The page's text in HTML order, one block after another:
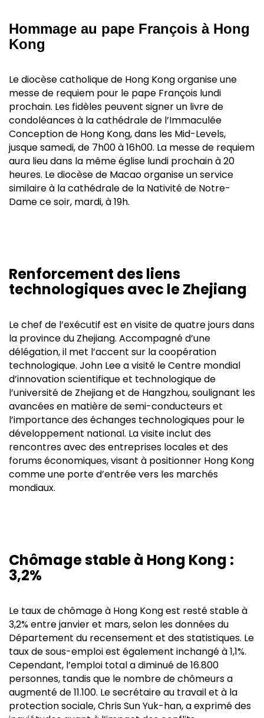
Hommage au pape François à Hong
Kong
Le diocèse catholique de Hong Kong organise une
messe de requiem pour le pape François lundi
prochain. Les fidèles peuvent signer un livre de
condoléances à la cathédrale de l’Immaculée
Conception de Hong Kong, dans les Mid-Levels,
jusque samedi, de 7h00 à 16h00. La messe de requiem
aura lieu dans la même église lundi prochain à 20
heures. Le diocèse de Macao organise un service
similaire à la cathédrale de la Nativité de Notre-
Dame ce soir, mardi, à 19h.
Renforcement des liens
technologiques avec le Zhejiang
Le chef de l’exécutif est en visite de quatre jours dans
la province du Zhejiang. Accompagné d’une
délégation, il met l’accent sur la coopération
technologique. John Lee a visité le Centre mondial
d’innovation scientifique et technologique de
l’université de Zhejiang et de Hangzhou, soulignant les
avancées en matière de semi-conducteurs et
l’importance des échanges technologiques pour le
développement national. La visite inclut des
rencontres avec des entreprises locales et des
forums économiques, visant à positionner Hong Kong
comme une porte d’entrée vers les marchés
mondiaux.
Chômage stable à Hong Kong :
3,2%
Le taux de chômage à Hong Kong est resté stable à
3,2% entre janvier et mars, selon les données du
Département du recensement et des statistiques. Le
taux de sous-emploi est également inchangé à 1,1%.
Cependant, l’emploi total a diminué de 16.800
personnes, tandis que le nombre de chômeurs a
augmenté de 11.100. Le secrétaire au travail et à la
protection sociale, Chris Sun Yuk-han, a exprimé des